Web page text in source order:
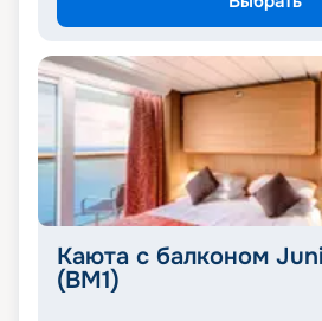
Каюта с балконом
(BM1)